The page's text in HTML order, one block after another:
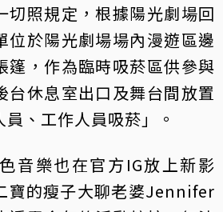
切照規定，根據陽光劇場回
位於陽光劇場場內漫遊區邊
篷，作為臨時吸菸區供參與
台休息室出口及舞台間放置
、工作人員吸菸」。
音樂也在官方IG放上新影
寶的瘦子大聊老婆Jennifer